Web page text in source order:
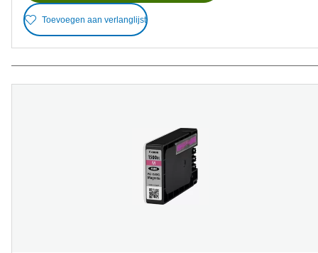
Toevoegen aan verlanglijst